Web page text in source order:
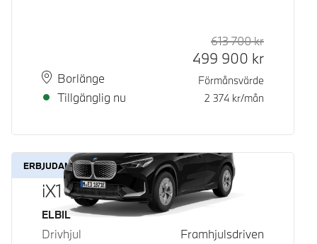
PlatsBorlänge
Leveranstid
Tillgänglig nu
Rek. ord
613 700kr
499 900 kr
Förmånsvärde
2 374 kr/mån
ERBJUDANDE
iX1 eDrive20
Bränsle
ELBIL
Drivhjul
Framhjulsdriven